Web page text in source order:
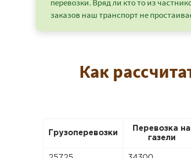
перевозки. Вряд ли кто то из
заказов наш транспорт не
Как
Грузоперевозки
Перевозка на
газели